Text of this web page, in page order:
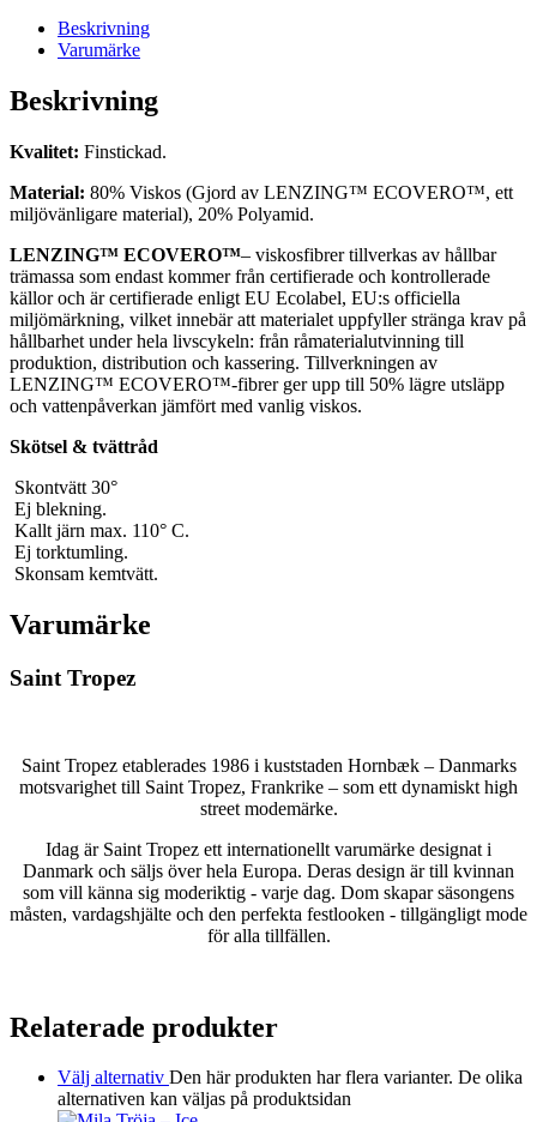
Beskrivning
Varumärke
Beskrivning
Kvalitet: Finstickad.
Material: 80% Viskos (Gjord av LENZING™ ECOVERO™, ett
miljövänligare material), 20% Polyamid.
LENZING™ ECOVERO™– viskosfibrer tillverkas av hållbar
trämassa som endast kommer från certifierade och kontrollerade
källor och är certifierade enligt EU Ecolabel, EU:s officiella
miljömärkning, vilket innebär att materialet uppfyller stränga krav på
hållbarhet under hela livscykeln: från råmaterialutvinning till
produktion, distribution och kassering. Tillverkningen av
LENZING™ ECOVERO™-fibrer ger upp till 50% lägre utsläpp
och vattenpåverkan jämfört med vanlig viskos.
Skötsel & tvättråd
Skontvätt 30°
Ej blekning.
Kallt järn max. 110° C.
Ej torktumling.
Skonsam kemtvätt.
Varumärke
Saint Tropez
Saint Tropez etablerades 1986 i kuststaden Hornbæk – Danmarks
motsvarighet till Saint Tropez, Frankrike – som ett dynamiskt high
street modemärke.
Idag är Saint Tropez ett internationellt varumärke designat i
Danmark och säljs över hela Europa. Deras design är till kvinnan
som vill känna sig moderiktig - varje dag. Dom skapar säsongens
måsten, vardagshjälte och den perfekta festlooken - tillgängligt mode
för alla tillfällen.
Relaterade produkter
Välj alternativ Den här produkten har flera varianter. De olika
alternativen kan väljas på produktsidan